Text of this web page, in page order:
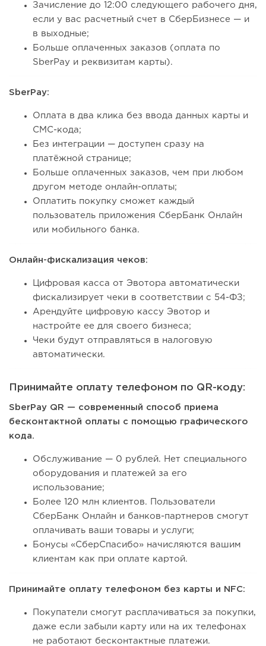
Зачисление до 12:00 следующего рабочего дня,
если у вас расчетный счет в СберБизнесе — и
в выходные;
Больше оплаченных заказов (оплата по
SberPay и реквизитам карты).
SberPay:
Оплата в два клика без ввода данных карты и
СМС-кода;
Без интеграции — доступен сразу на
платёжной странице;
Больше оплаченных заказов, чем при любом
другом методе онлайн-оплаты;
Оплатить покупку сможет каждый
пользователь приложения СберБанк Онлайн
или мобильного банка.
Онлайн-фискализация чеков:
Цифровая касса от Эвотора автоматически
фискализирует чеки в соответствии с 54-ФЗ;
Арендуйте цифровую кассу Эвотор и
настройте ее для своего бизнеса;
Чеки будут отправляться в налоговую
автоматически.
Принимайте оплату телефоном по QR-коду:
SberPay QR — современный способ приема
бесконтактной оплаты с помощью графического
кода.
Обслуживание — 0 рублей. Нет специального
оборудования и платежей за его
использование;
Более 120 млн клиентов. Пользователи
СберБанк Онлайн и банков-партнеров смогут
оплачивать ваши товары и услуги;
Бонусы «СберСпасибо» начисляются вашим
клиентам как при оплате картой.
Принимайте оплату телефоном без карты и NFC:
Покупатели смогут расплачиваться за покупки,
даже если забыли карту или на их телефонах
не работают бесконтактные платежи.